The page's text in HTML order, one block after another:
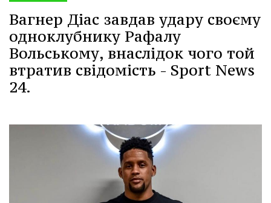
Вагнер Діас завдав удару своєму
одноклубнику Рафалу
Вольському, внаслідок чого той
втратив свідомість - Sport News
24.